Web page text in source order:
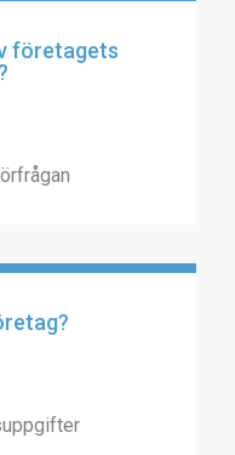
företagets